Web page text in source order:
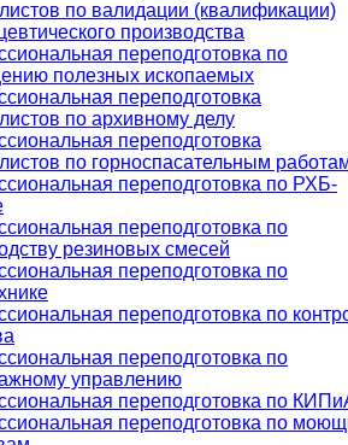
по валидации (квалификации)
производства
переподготовка по
полезных ископаемых
переподготовка
по архивному делу
переподготовка
по горноспасательным
переподготовка по РХБ-
переподготовка по
резиновых смесей
переподготовка по
переподготовка по
переподготовка по
управлению
переподготовка по
переподготовка по